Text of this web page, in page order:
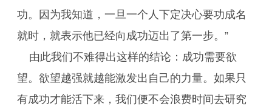
功。因为我知道，一旦一个人下定决心要功成名
就时，就表示他已经向成功迈出了第一步。”
由此我们不难得出这样的结论：成功需要欲
望。欲望越强就越能激发出自己的力量。如果只
有成功才能活下来，我们便不会浪费时间去研究